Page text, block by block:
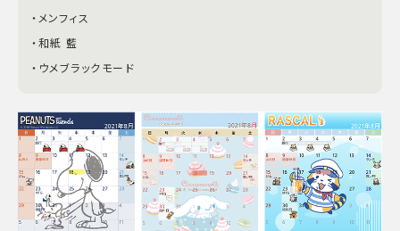
・メンフィス
・和紙 藍
・ウメブラックモード